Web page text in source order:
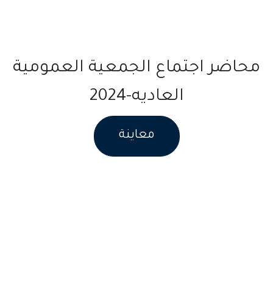
محاضر اجتماع الجمعية العمومية
العاديه-2024
معاينة